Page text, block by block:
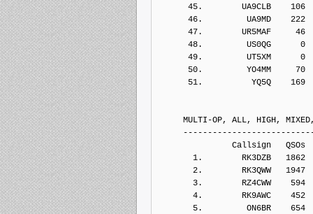
45.        UA9CLB    106
46.         UA9MD    222
47.        UR5MAF     46
48.         US0QG      0
49.         UT5XM      0
50.         YO4MM     70
51.          YQ5Q    169
MULTI-OP, ALL, HIGH, MIXED,
Callsign   QSOs  Points
1.        RK3DZB   1862
2.        RK3QWW   1947
3.        RZ4CWW    594
4.        RK9AWC    452
5.         ON6BR    654